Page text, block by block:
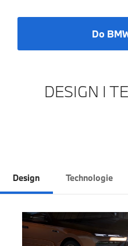
Do
DESIGN I
Design Technologie